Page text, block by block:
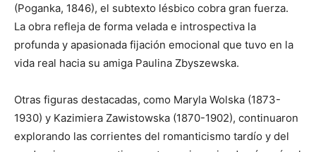
(Poganka, 1846), el subtexto lésbico cobra gran fuerza.
La obra refleja de forma velada e introspectiva la
profunda y apasionada fijación emocional que tuvo en la
vida real hacia su amiga Paulina Zbyszewska.
Otras figuras destacadas, como Maryla Wolska (1873-
1930) y Kazimiera Zawistowska (1870-1902), continuaron
explorando las corrientes del romanticismo tardío y del